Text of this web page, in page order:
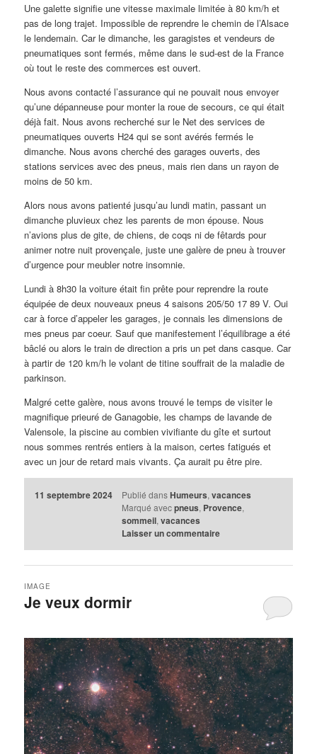
Une galette signifie une vitesse maximale limitée à 80 km/h et
pas de long trajet. Impossible de reprendre le chemin de l’Alsace
le lendemain. Car le dimanche, les garagistes et vendeurs de
pneumatiques sont fermés, même dans le sud-est de la France
où tout le reste des commerces est ouvert.
Nous avons contacté l’assurance qui ne pouvait nous envoyer
qu’une dépanneuse pour monter la roue de secours, ce qui était
déjà fait. Nous avons recherché sur le Net des services de
pneumatiques ouverts H24 qui se sont avérés fermés le
dimanche. Nous avons cherché des garages ouverts, des
stations services avec des pneus, mais rien dans un rayon de
moins de 50 km.
Alors nous avons patienté jusqu’au lundi matin, passant un
dimanche pluvieux chez les parents de mon épouse. Nous
n’avions plus de gite, de chiens, de coqs ni de fêtards pour
animer notre nuit provençale, juste une galère de pneu à trouver
d’urgence pour meubler notre insomnie.
Lundi à 8h30 la voiture était fin prête pour reprendre la route
équipée de deux nouveaux pneus 4 saisons 205/50 17 89 V. Oui
car à force d’appeler les garages, je connais les dimensions de
mes pneus par coeur. Sauf que manifestement l’équilibrage a été
bâclé ou alors le train de direction a pris un pet dans casque. Car
à partir de 120 km/h le volant de titine souffrait de la maladie de
parkinson.
Malgré cette galère, nous avons trouvé le temps de visiter le
magnifique prieuré de Ganagobie, les champs de lavande de
Valensole, la piscine au combien vivifiante du gîte et surtout
nous sommes rentrés entiers à la maison, certes fatigués et
avec un jour de retard mais vivants. Ça aurait pu être pire.
11 septembre 2024 Publié dans Humeurs, vacances
Marqué avec pneus, Provence,
sommeil, vacances
Laisser un commentaire
Je veux dormir
IMAGE